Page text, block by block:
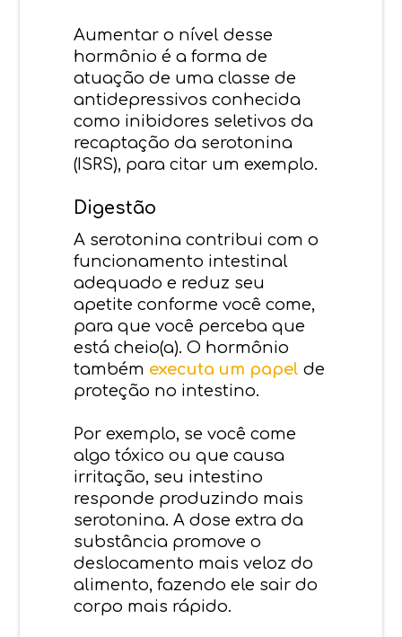
Aumentar o nível desse
hormônio é a forma de
atuação de uma classe de
antidepressivos conhecida
como inibidores seletivos da
recaptação da serotonina
(ISRS), para citar um exemplo.
Digestão
A serotonina contribui com o
funcionamento intestinal
adequado e reduz seu
apetite conforme você come,
para que você perceba que
está cheio(a). O hormônio
também executa um papel de
proteção no intestino.
Por exemplo, se você come
algo tóxico ou que causa
irritação, seu intestino
responde produzindo mais
serotonina. A dose extra da
substância promove o
deslocamento mais veloz do
alimento, fazendo ele sair do
corpo mais rápido.